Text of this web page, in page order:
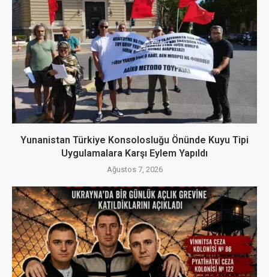
Yunanistan Türkiye Konsolosluğu Önünde Kuyu Tipi
Uygulamalara Karşı Eylem Yapıldı
Ağustos 7, 2026